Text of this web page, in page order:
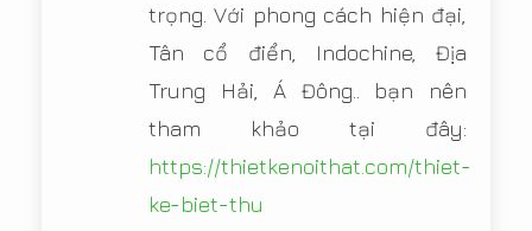
trọng. Với phong cách hiện đại,
Tân cổ điển, Indochine, Địa
Trung Hải, Á Đông.. bạn nên
tham khảo tại đây:
https://thietkenoithat.com/thiet-
ke-biet-thu